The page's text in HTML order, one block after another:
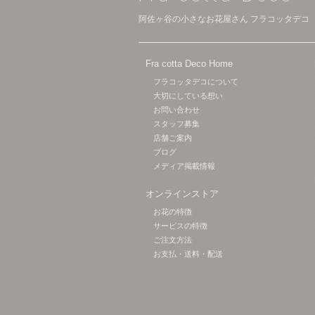
阿佐ヶ谷の小さなお花屋さん フラコッタデコ
Fra cotta Deco Home
フラコッタデコについて
大切にしている想い
お問い合わせ
スタッフ募集
店舗ご案内
ブログ
メディア掲載情報
オンラインストア
お花の特徴
サービスの特徴
ご注文方法
お支払・送料・配送